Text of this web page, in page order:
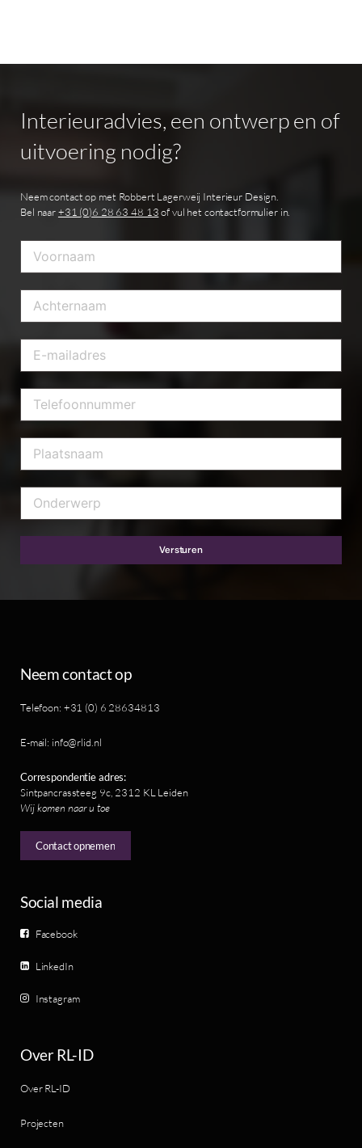
Interieuradvies, een ontwerpen of
uitvoering nodig?
Neem contact op met Robbert Lagerweij Interieur Design.
Bel naar+31 (0)6 28 63 48 13of vul het contactformulier in.
Versturen
Neem contact op
Telefoon: +31 (0) 6 28634813
E-mail: info@rlid.nl
Correspondentie adres:
Sintpancrassteeg 9c, 2312 KL Leiden
Wij komen naar u toe
Contact opnemen
Social media
Facebook
LinkedIn
Instagram
Over RL-ID
Over RL-ID
Projecten